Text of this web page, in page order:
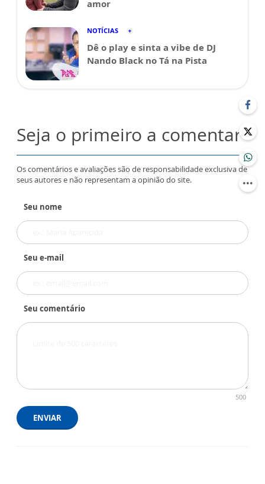
amor
NOTÍCIAS
Dê o play e sinta a vibe de DJ
Nando Black no Tá na Pista
Seja o primeiro a comentar
Os comentários e avaliações são de responsabilidade exclusiva de
seus autores e não representam a opinião do site.
Seu nome
Seu e-mail
Seu comentário
500
ENVIAR